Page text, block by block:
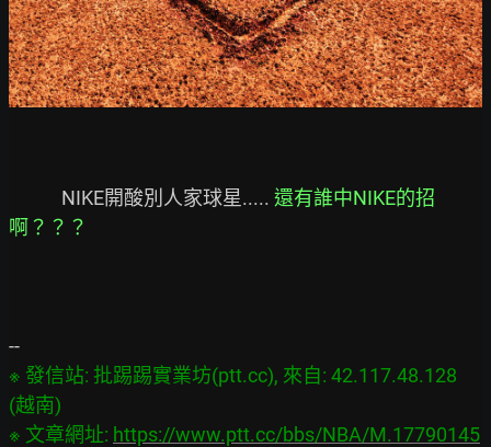
            NIKE開酸別人家球星.....
還有誰中NIKE的招
啊？？？
※ 發信站: 批踢踢實業坊(ptt.cc), 來自: 42.117.48.128
(越南)
※ 文章網址: https://www.ptt.cc/bbs/NBA/M.17790145